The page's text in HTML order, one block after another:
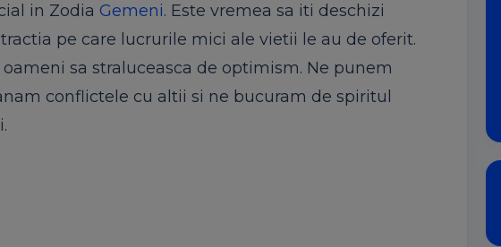
in Zodia Gemeni. Este vremea sa iti deschizi
pe care lucrurile mici ale vietii le au de oferit.
sa straluceasca de optimism. Ne punem
conflictele cu altii si ne bucuram de spiritul